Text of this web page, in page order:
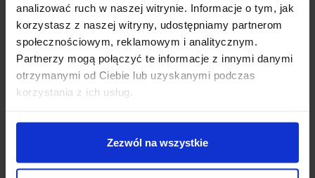
analizować ruch w naszej witrynie. Informacje o tym, jak
korzystasz z naszej witryny, udostępniamy partnerom
społecznościowym, reklamowym i analitycznym.
Partnerzy mogą połączyć te informacje z innymi danymi
otrzymanymi od Ciebie lub uzyskanymi podczas
korzystania z ich usług.
Zezwól na wszystkie
Przycisk zmiany mierzonego napięcia
(wejście/wyjście)
Dioda sygnalizująca mierzone napięcie
(wejściowe/wyjściowe)
Otworzy montażowe (4 szt. – w każdym z
rogów modułu)